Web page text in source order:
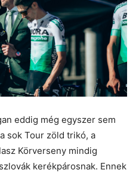
eddig még egyszer sem
sok Tour zöld trikó, a
Körverseny mindig
kerékpárosnak. Ennek